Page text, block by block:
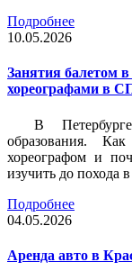
Подробнее
10.05.2026
Занятия балетом
хореографами в
В
образования.
хореографом и
изучить до похода в
Подробнее
04.05.2026
Аренда авто в